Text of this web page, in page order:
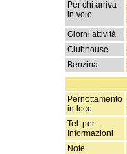
Per chi arriva
in volo
Giorni attività
Clubhouse
Benzina
Pernottamento
in loco
Tel. per
Informazioni
Note